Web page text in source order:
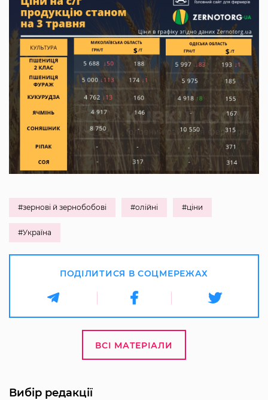
#зернові й зернобобові #олійні #ціни
#Україна
ПОДІЛИТИСЯ В СОЦМЕРЕЖАХ
ВСІ МАТЕРІАЛИ
Вибір редакції